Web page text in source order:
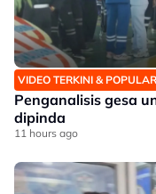
VIDEO TERKINI & POPULAR
Penganalisis gesa
dipinda
11 hours ago